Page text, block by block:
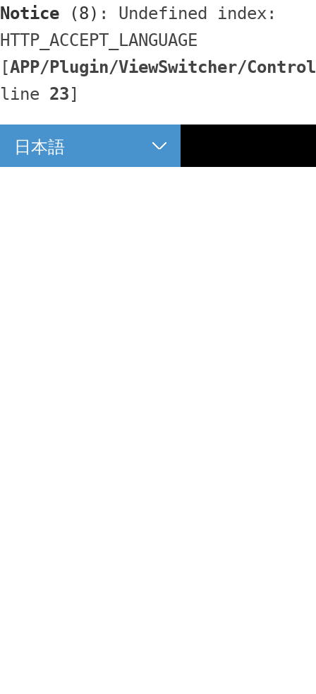
Notice (8) : Undefined index:
HTTP_ACCEPT_LANGUAGE
[APP/Plugin/ViewSwitcher/
line 23]
日本語